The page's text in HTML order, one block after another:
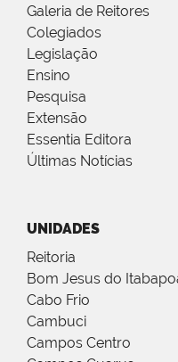
Galeria de Reitores
Colegiados
Legislação
Ensino
Pesquisa
Extensão
Essentia Editora
Últimas Notícias
UNIDADES
Reitoria
Bom Jesus do
Cabo Frio
Cambuci
Campos Centro